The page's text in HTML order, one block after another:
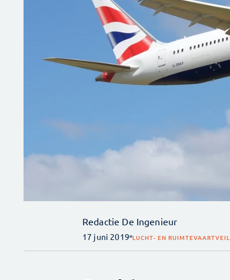
Redactie De Ingenieur
17 juni 2019 LUCHT- EN RUIMTEVAART